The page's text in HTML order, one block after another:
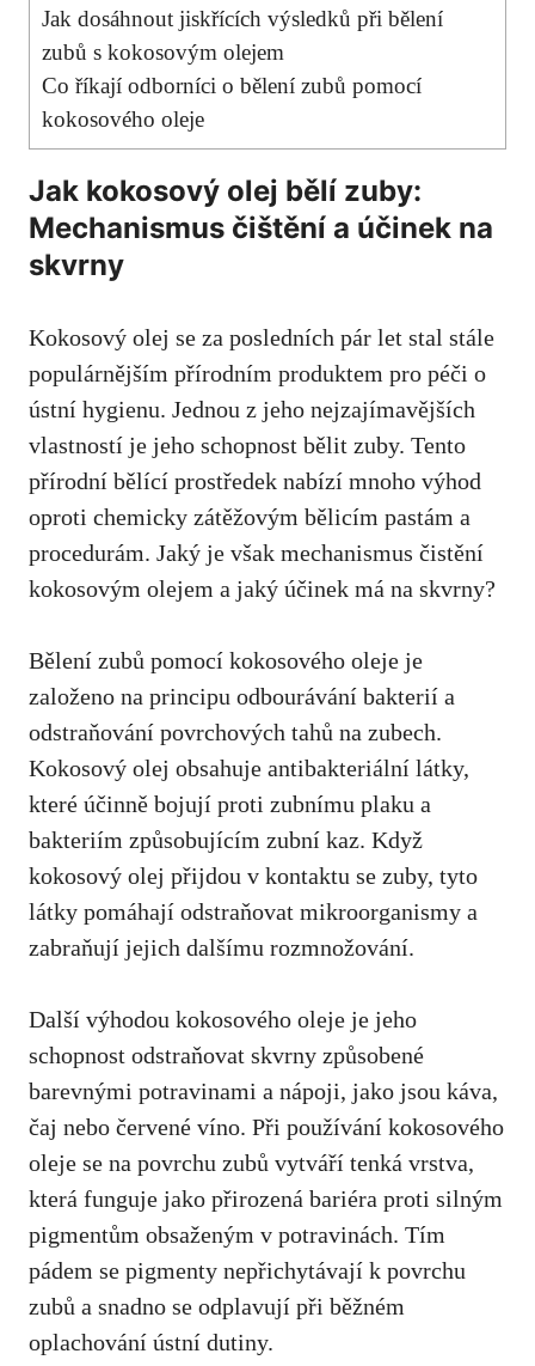
Jak dosáhnout jiskřících výsledků při bělení
zubů s kokosovým olejem
Co říkají odborníci o bělení zubů pomocí
kokosového oleje
Jak kokosový olej bělí zuby:
Mechanismus čištění a účinek na
skvrny
Kokosový olej se za posledních pár let stal stále
populárnějším přírodním produktem pro péči o
ústní hygienu. Jednou z jeho nejzajímavějších
vlastností je jeho schopnost bělit zuby. Tento
přírodní bělící prostředek nabízí mnoho výhod
oproti chemicky zátěžovým bělicím pastám a
procedurám. Jaký je však mechanismus čistění
kokosovým olejem a jaký účinek má na skvrny?
Bělení zubů pomocí kokosového oleje je
založeno na principu odbourávání bakterií a
odstraňování povrchových tahů na zubech.
Kokosový olej obsahuje antibakteriální látky,
které účinně bojují proti zubnímu plaku a
bakteriím způsobujícím zubní kaz. Když
kokosový olej přijdou v kontaktu se zuby, tyto
látky pomáhají odstraňovat mikroorganismy a
zabraňují jejich dalšímu rozmnožování.
Další výhodou kokosového oleje je jeho
schopnost odstraňovat skvrny způsobené
barevnými potravinami a nápoji, jako jsou káva,
čaj nebo červené víno. Při používání kokosového
oleje se na povrchu zubů vytváří tenká vrstva,
která funguje jako přirozená bariéra proti silným
pigmentům obsaženým v potravinách. Tím
pádem se pigmenty nepřichytávají k povrchu
zubů a snadno se odplavují při běžném
oplachování ústní dutiny.